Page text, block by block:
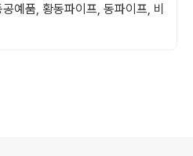
예품, 황동파이프, 동파이프, 비